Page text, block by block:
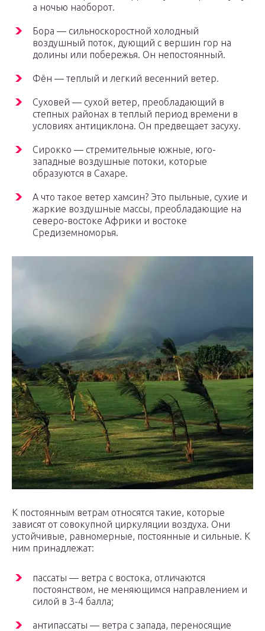
а ночью наоборот.
Бора — сильноскоростной холодный
воздушный поток, дующий с вершин гор на
долины или побережья. Он непостоянный.
Фён — теплый и легкий весенний ветер.
Суховей — сухой ветер, преобладающий в
степных районах в теплый период времени в
условиях антициклона. Он предвещает засуху.
Сирокко — стремительные южные, юго-
западные воздушные потоки, которые
образуются в Сахаре.
А что такое ветер хамсин? Это пыльные, сухие и
жаркие воздушные массы, преобладающие на
северо-востоке Африки и востоке
Средиземноморья.
К постоянным ветрам относятся такие, которые
зависят от совокупной циркуляции воздуха. Они
устойчивые, равномерные, постоянные и сильные. К
ним принадлежат:
пассаты — ветра с востока, отличаются
постоянством, не меняющимся направлением и
силой в 3-4 балла;
антипассаты — ветра с запада, переносящие